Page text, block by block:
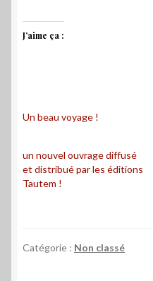
J’aime ça :
Un beau voyage !
un nouvel ouvrage diffusé
et distribué par les éditions
Tautem !
Catégorie : Non classé